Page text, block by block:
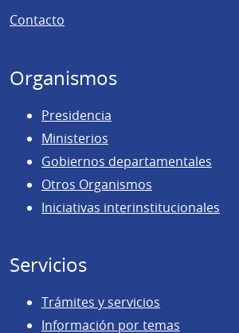
de
página
Contacto
Organismos
Presidencia
Ministerios
Gobiernos departamentales
Otros Organismos
Iniciativas interinstitucionales
Servicios
Trámites y servicios
Información por temas